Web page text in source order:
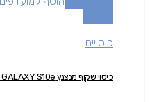
כיסויים
כיסוי שקוף מנצנץ OtterBox Symmetry – GALAXY S10e